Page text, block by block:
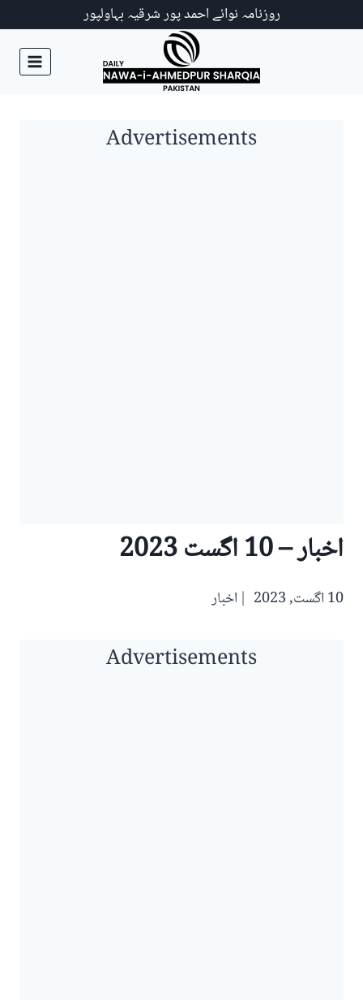
روزنامہ نوائے احمد پور شرقیہ بہاولپور
Advertisements
اخبار – 10 اگست 2023
10 اگست, 2023 اخبار
Advertisements